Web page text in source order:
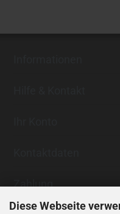
Diese Webseite
Zahlung